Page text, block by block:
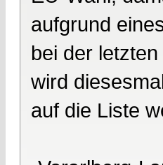
aufgrund
bei der
wird
auf die Liste